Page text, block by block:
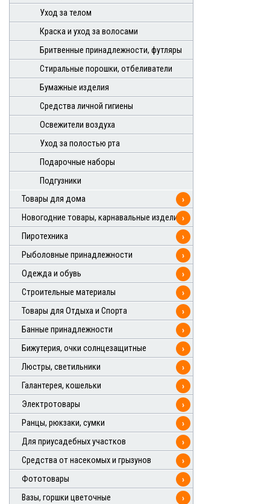
Уход за телом
Краска и уход за волосами
Бритвенные принадлежности, футляры
Стиральные порошки, отбеливатели
Бумажные изделия
Средства личной гигиены
Освежители воздуха
Уход за полостью рта
Подарочные наборы
Подгузники
Товары для дома
›
Новогодние товары, карнавальные изделия ›
Пиротехника
›
Рыболовные принадлежности
›
Одежда и обувь
›
Строительные материалы
›
Товары для Отдыха и Спорта
›
Банные принадлежности
›
Бижутерия, очки солнцезащитные
›
Люстры, светильники
›
Галантерея, кошельки
›
Электротовары
›
Ранцы, рюкзаки, сумки
›
Для приусадебных участков
›
Средства от насекомых и грызунов
›
Фототовары
›
Вазы, горшки цветочные
›